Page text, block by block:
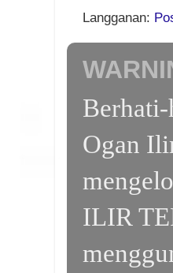
Langganan:
Ogan
ILIR